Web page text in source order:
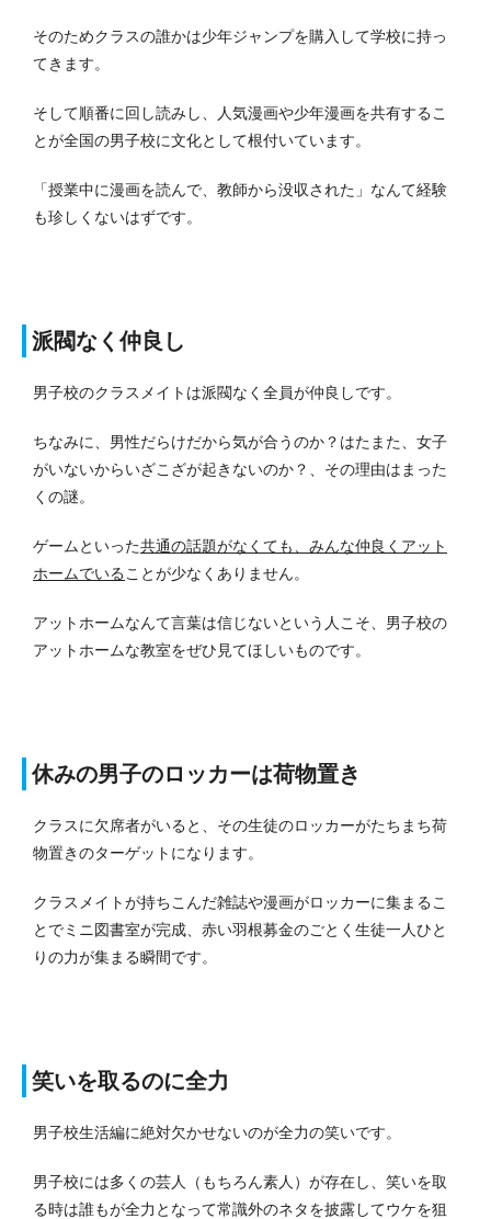
そのためクラスの誰かは少年ジャンプを購入して学校に持っ
てきます。
そして順番に回し読みし、人気漫画や少年漫画を共有するこ
とが全国の男子校に文化として根付いています。
「授業中に漫画を読んで、教師から没収された」なんて経験
も珍しくないはずです。
派閥なく仲良し
男子校のクラスメイトは派閥なく全員が仲良しです。
ちなみに、男性だらけだから気が合うのか？はたまた、女子
がいないからいざこざが起きないのか？、その理由はまった
くの謎。
ゲームといった共通の話題がなくても、みんな仲良くアット
ホームでいる ことが少なくありません。
アットホームなんて言葉は信じないという人こそ、男子校の
アットホームな教室をぜひ見てほしいものです。
休みの男子のロッカーは荷物置き
クラスに欠席者がいると、その生徒のロッカーがたちまち荷
物置きのターゲットになります。
クラスメイトが持ちこんだ雑誌や漫画がロッカーに集まるこ
とでミニ図書室が完成、赤い羽根募金のごとく生徒一人ひと
りの力が集まる瞬間です。
笑いを取るのに全力
男子校生活編に絶対欠かせないのが全力の笑いです。
男子校には多くの芸人（もちろん素人）が存在し、笑いを取
る時は誰もが全力となって常識外のネタを披露してウケを狙